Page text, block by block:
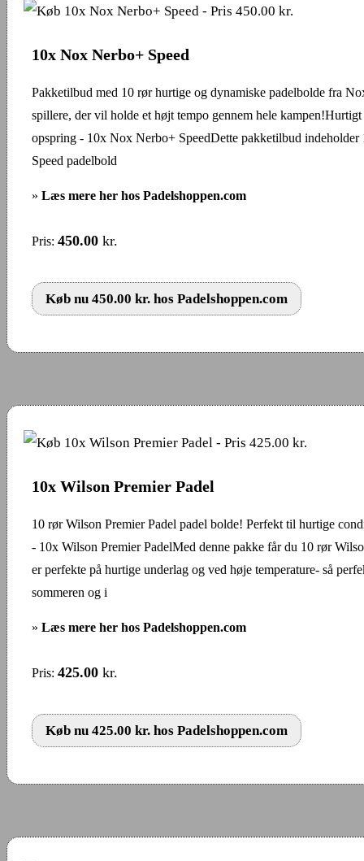
10x Nox Nerbo+ Speed
Pakketilbud med 10 rør hurtige og dynamiske padelbolde fra
spillere, der vil holde et højt tempo gennem hele
opspring - 10x Nox Nerbo+ SpeedDette pakketilbud
Speed padelbold
» Læs mere her hos Padelshoppen.com
Pris: 450.00 kr.
Køb nu 450.00 kr. hos Padelshoppen.com
10x Wilson Premier Padel
10 rør Wilson Premier Padel padel bolde! Perfekt til hurtige
- 10x Wilson Premier PadelMed denne pakke får du 10 rør
er perfekte på hurtige underlag og ved høje temperature- så
sommeren og i
» Læs mere her hos Padelshoppen.com
Pris: 425.00 kr.
Køb nu 425.00 kr. hos Padelshoppen.com